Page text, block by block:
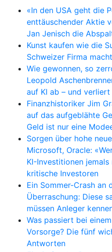
«In den USA geht die
enttäuschender Aktie
Jan Jenisch die
Kunst kaufen wie die
Schweizer Firma
Wie gewonnen, so
Leopold
auf KI ab – und
Finanzhistoriker Jim
auf das aufgeblähte
Geld ist nur eine
Sorgen über hohe
Microsoft, Oracle:
KI-Investitionen jemals
kritische Investoren
Ein Sommer-Crash an
Überraschung: Diese
müssen Anleger
Was passiert bei
Vorsorge? Die fünf
Antworten